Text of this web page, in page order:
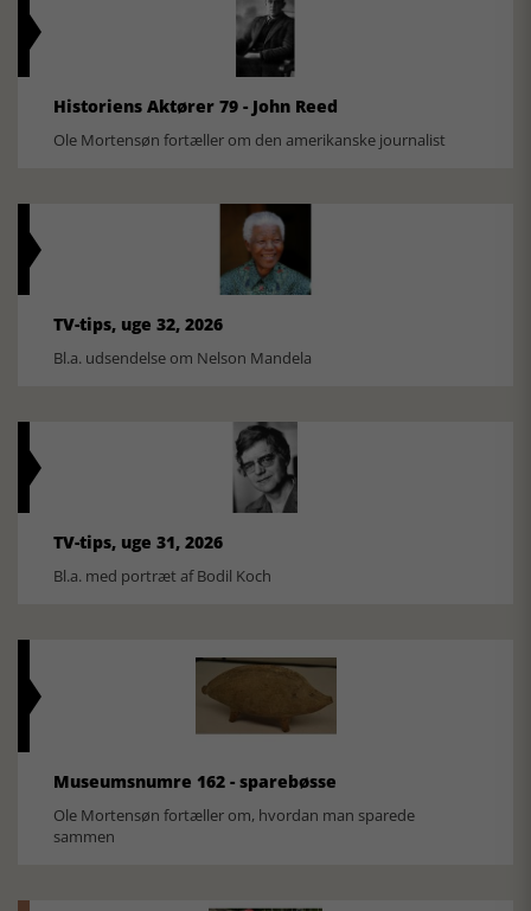
Historiens Aktører 79 - John Reed
Ole Mortensøn fortæller om den amerikanske journalist
TV-tips, uge 32, 2026
Bl.a. udsendelse om Nelson Mandela
TV-tips, uge 31, 2026
Bl.a. med portræt af Bodil Koch
Museumsnumre 162 - sparebøsse
Ole Mortensøn fortæller om, hvordan man sparede
sammen